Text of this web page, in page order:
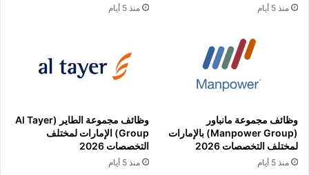
منذ 5 أيام منذ 5 أيام
وظائف مجموعة مانباور
(Manpower Group) بالإمارات
لمختلف التخصصات 2026
منذ 5 أيام
وظائف مجموعة الطاير (Al Tayer
Group) الإمارات لمختلف
التخصصات 2026
منذ 5 أيام